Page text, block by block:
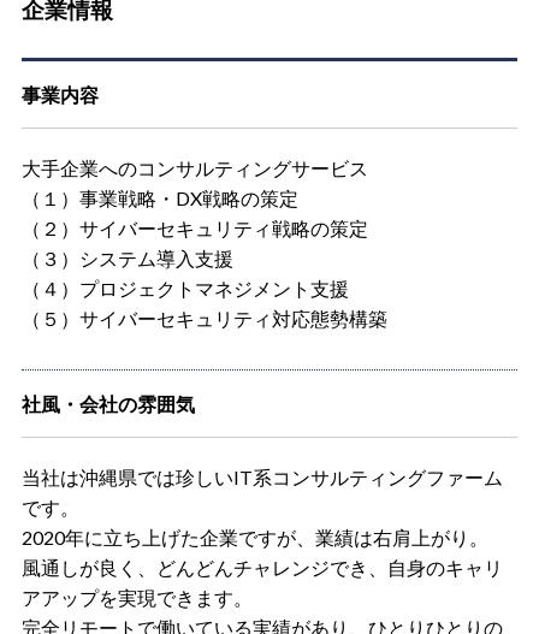
企業情報
事業内容
大手企業へのコンサルティングサービス
（１）事業戦略・DX戦略の策定
（２）サイバーセキュリティ戦略の策定
（３）システム導入支援
（４）プロジェクトマネジメント支援
（５）サイバーセキュリティ対応態勢構築
社風・会社の雰囲気
当社は沖縄県では珍しいIT系コンサルティングファーム
です。
2020年に立ち上げた企業ですが、業績は右肩上がり。
風通しが良く、どんどんチャレンジでき、自身のキャリ
アアップを実現できます。
完全リモートで働いている実績があり、ひとりひとりの